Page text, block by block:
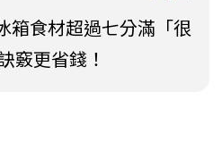
箱食材超過七分滿「很
竅更省錢！